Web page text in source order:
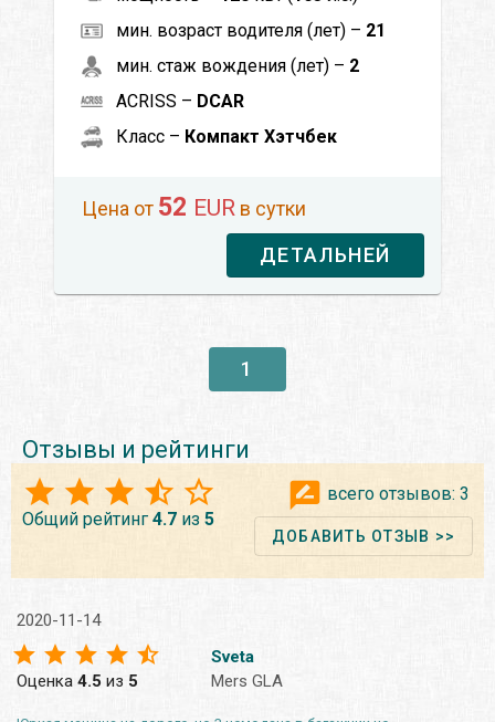
мин. возраст водителя (лет) – 21
мин. стаж вождения (лет) – 2
ACRISS – DCAR
Класс – Компакт Хэтчбек
Цена от 52 EUR в сутки
ДЕТАЛЬНЕЙ
1
Отзывы и рейтинги
Общий рейтинг 4.7 из 5
всего отзывов: 3
ДОБАВИТЬ ОТЗЫВ >>
2020-11-14
Оценка 4.5 из 5
Sveta
Mers GLA